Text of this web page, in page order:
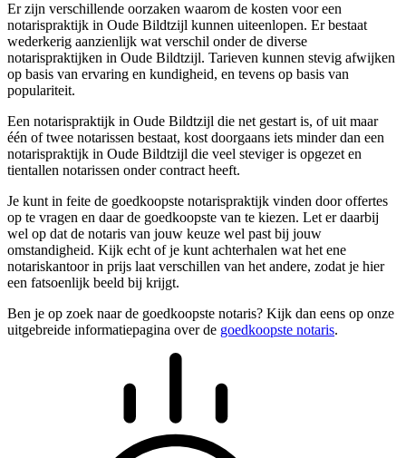
Er zijn verschillende oorzaken waarom de kosten voor een
notarispraktijk in Oude Bildtzijl kunnen uiteenlopen. Er bestaat
wederkerig aanzienlijk wat verschil onder de diverse
notarispraktijken in Oude Bildtzijl. Tarieven kunnen stevig afwijken
op basis van ervaring en kundigheid, en tevens op basis van
populariteit.
Een notarispraktijk in Oude Bildtzijl die net gestart is, of uit maar
één of twee notarissen bestaat, kost doorgaans iets minder dan een
notarispraktijk in Oude Bildtzijl die veel steviger is opgezet en
tientallen notarissen onder contract heeft.
Je kunt in feite de goedkoopste notarispraktijk vinden door offertes
op te vragen en daar de goedkoopste van te kiezen. Let er daarbij
wel op dat de notaris van jouw keuze wel past bij jouw
omstandigheid. Kijk echt of je kunt achterhalen wat het ene
notariskantoor in prijs laat verschillen van het andere, zodat je hier
een fatsoenlijk beeld bij krijgt.
Ben je op zoek naar de goedkoopste notaris? Kijk dan eens op onze
uitgebreide informatiepagina over de goedkoopste notaris.